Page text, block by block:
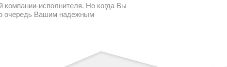
компании-исполнителя. Но когда Вы
очередь Вашим надежным